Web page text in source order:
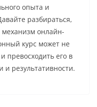
опыта и
разбираться,
механизм онлайн-
курс может не
превосходить его в
и результативности.